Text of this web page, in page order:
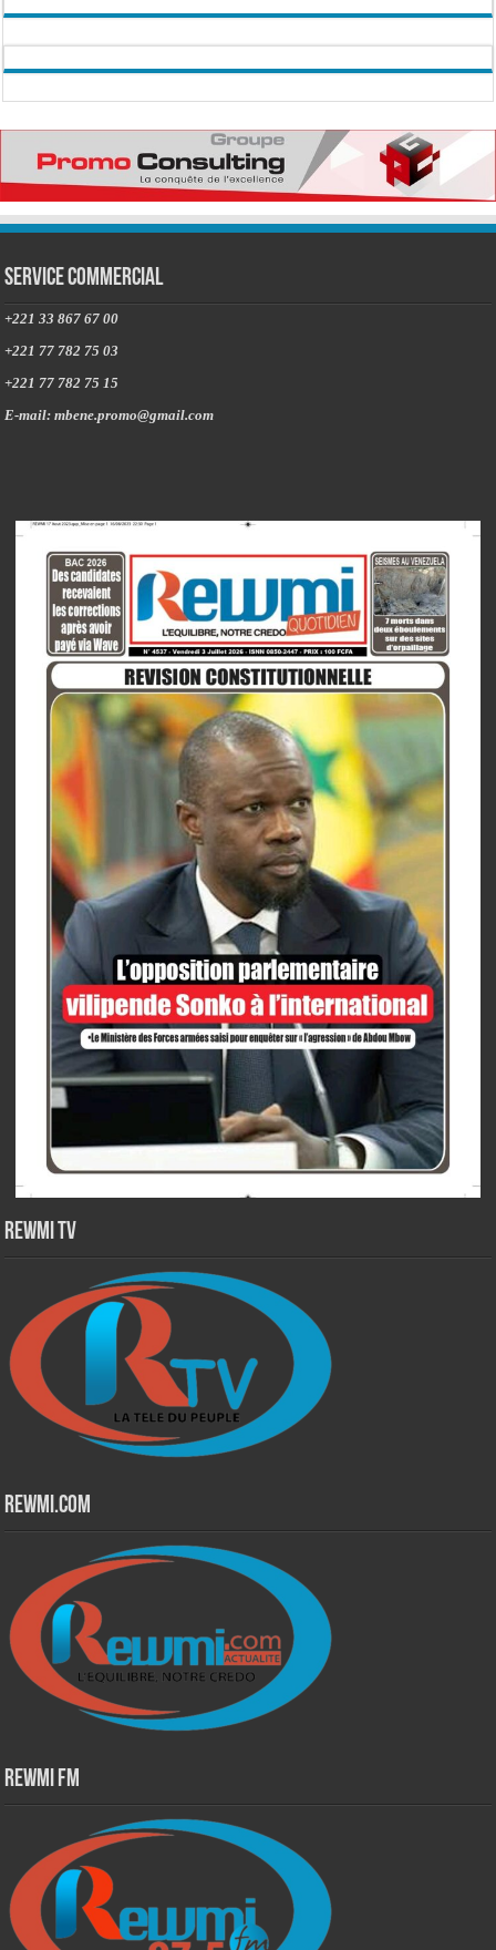
Service commercial
+221 33 867 67 00
+221 77 782 75 03
+221 77 782 75 15
E-mail: mbene.promo@gmail.com
Rewmi TV
Rewmi.Com
Rewmi Fm